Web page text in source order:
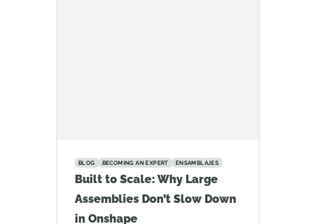
BLOG BECOMING AN EXPERT ENSAMBLAJES
Built to Scale: Why Large
Assemblies Don’t Slow Down
in Onshape